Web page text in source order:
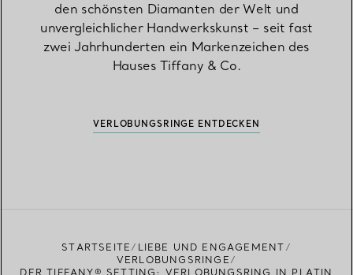
den schönsten Diamanten der Welt und
unvergleichlicher Handwerkskunst – seit fast
zwei Jahrhunderten ein Markenzeichen des
Hauses Tiffany & Co.
VERLOBUNGSRINGE ENTDECKEN
STARTSEITE
LIEBE UND ENGAGEMENT
VERLOBUNGSRINGE
DER TIFFANY® SETTING: VERLOBUNGSRING IN PLATIN